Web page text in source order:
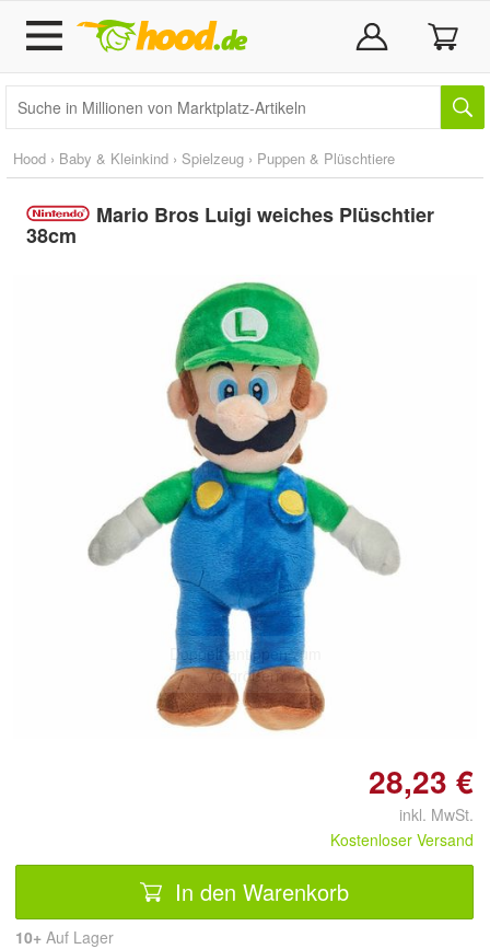
Hood › Baby & Kleinkind › Spielzeug › Puppen & Plüschtiere
Mario Bros Luigi weiches Plüschtier
38cm
Doppelt antippen zum
vergrößern
28,23 €
inkl. MwSt.
Kostenloser Versand
In den Warenkorb
10+ Auf Lager